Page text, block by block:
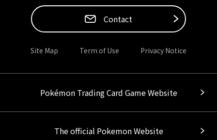
Contact
Site Map Term of Use Privacy Notice
Pokémon Trading Card Game Website
The official Pokemon Website